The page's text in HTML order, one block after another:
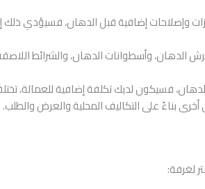
وإصلاحات إضافية قبل الدهان، فسيؤدي
الدهان، وأسطوانات الدهان، والشرائط
فسيكون لديك تكلفة إضافية للعمالة،
بناءً على التكاليف المحلية والعرض والطلب.
لغرفة: